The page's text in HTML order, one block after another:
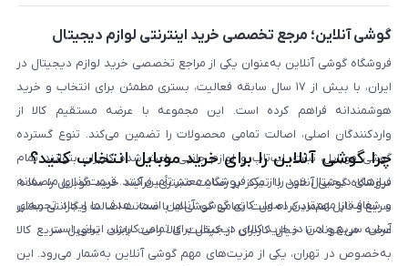
بلاگ
گوشی آنلاین؛ مرجع تخصصی خرید اینترنتی لوازم دیجیتال
فروشگاه گوشی آنلاین به‌عنوان یکی از مراجع تخصصی خرید لوازم دیجیتال در
ایران، با بیش از ۱۷ سال سابقه فعالیت، بستری مطمئن برای انتخاب و خرید
هوشمندانه فراهم کرده است. این مجموعه با عرضه مستقیم کالا از
واردکنندگان اصلی، اصالت تمامی محصولات را تضمین می‌کند. تنوع گسترده
گوشی موبایل، تبلت، لپ‌تاپ و لوازم جانبی باعث شده کاربران بتوانند تمام
نیازهای دیجیتال خود را از یک فروشگاه معتبر تأمین کنند. قیمت‌گذاری منصفانه
و شفاف از مهم‌ترین اصول کاری گوشی آنلاین است. هدف ما ایجاد تجربه‌ای
آسان، سریع و امن در خرید کالای دیجیتال برای تمامی کاربران ایرانی است.
چرا گوشی آنلاین را برای خرید موبایل انتخاب کنید؟
فروشگاه گوشی آنلاین با تمرکز بر رضایت مشتری، فرآیند خرید موبایل را ساده،
سریع و قابل اعتماد کرده است. تمامی گوشی‌ها با ضمانت اصالت و گارانتی معتبر
عرضه می‌شوند تا خیال کاربران از کیفیت کالا راحت باشد. تحویل سریع کالا
به‌خصوص در تهران، یکی از مزیت‌های مهم گوشی آنلاین به‌شمار می‌رود. این